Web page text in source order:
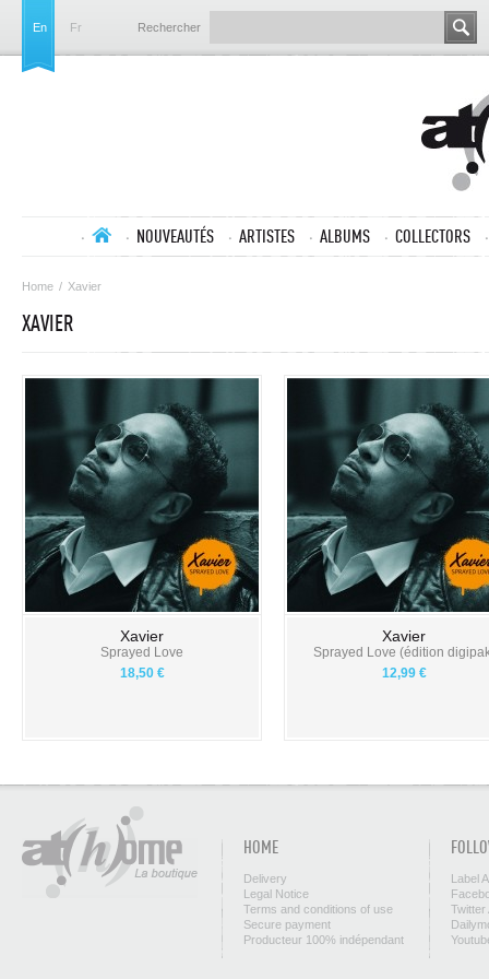
En Fr Rechercher
NOUVEAUTÉS ARTISTES ALBUMS COLLECTORS
Home / Xavier
XAVIER
Xavier
Sprayed Love
18,50 €
Xavier
Sprayed Love (édition
12,99 €
HOME
Delivery
Legal Notice
Terms and conditions of use
Secure payment
Producteur 100% indépendant
Label
Twitter